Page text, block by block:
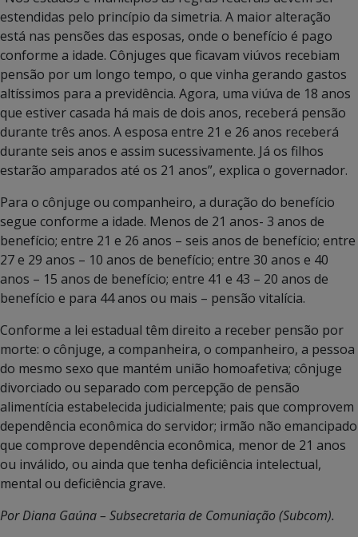
estendidas pelo princípio da simetria. A maior alteração
está nas pensões das esposas, onde o benefício é pago
conforme a idade. Cônjuges que ficavam viúvos recebiam
pensão por um longo tempo, o que vinha gerando gastos
altíssimos para a previdência. Agora, uma viúva de 18 anos
que estiver casada há mais de dois anos, receberá pensão
durante três anos. A esposa entre 21 e 26 anos receberá
durante seis anos e assim sucessivamente. Já os filhos
estarão amparados até os 21 anos”, explica o governador.
Para o cônjuge ou companheiro, a duração do benefício
segue conforme a idade. Menos de 21 anos- 3 anos de
benefício; entre 21 e 26 anos – seis anos de benefício; entre
27 e 29 anos – 10 anos de benefício; entre 30 anos e 40
anos – 15 anos de benefício; entre 41 e 43 – 20 anos de
benefício e para 44 anos ou mais – pensão vitalícia.
Conforme a lei estadual têm direito a receber pensão por
morte: o cônjuge, a companheira, o companheiro, a pessoa
do mesmo sexo que mantém união homoafetiva; cônjuge
divorciado ou separado com percepção de pensão
alimentícia estabelecida judicialmente; pais que comprovem
dependência econômica do servidor; irmão não emancipado
que comprove dependência econômica, menor de 21 anos
ou inválido, ou ainda que tenha deficiência intelectual,
mental ou deficiência grave.
Por Diana Gaúna – Subsecretaria de Comuniação (Subcom).